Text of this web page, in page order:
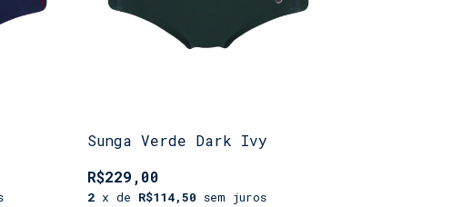
Sunga Verde Dark Ivy
R$229,00
2 x de R$114,50 sem juros